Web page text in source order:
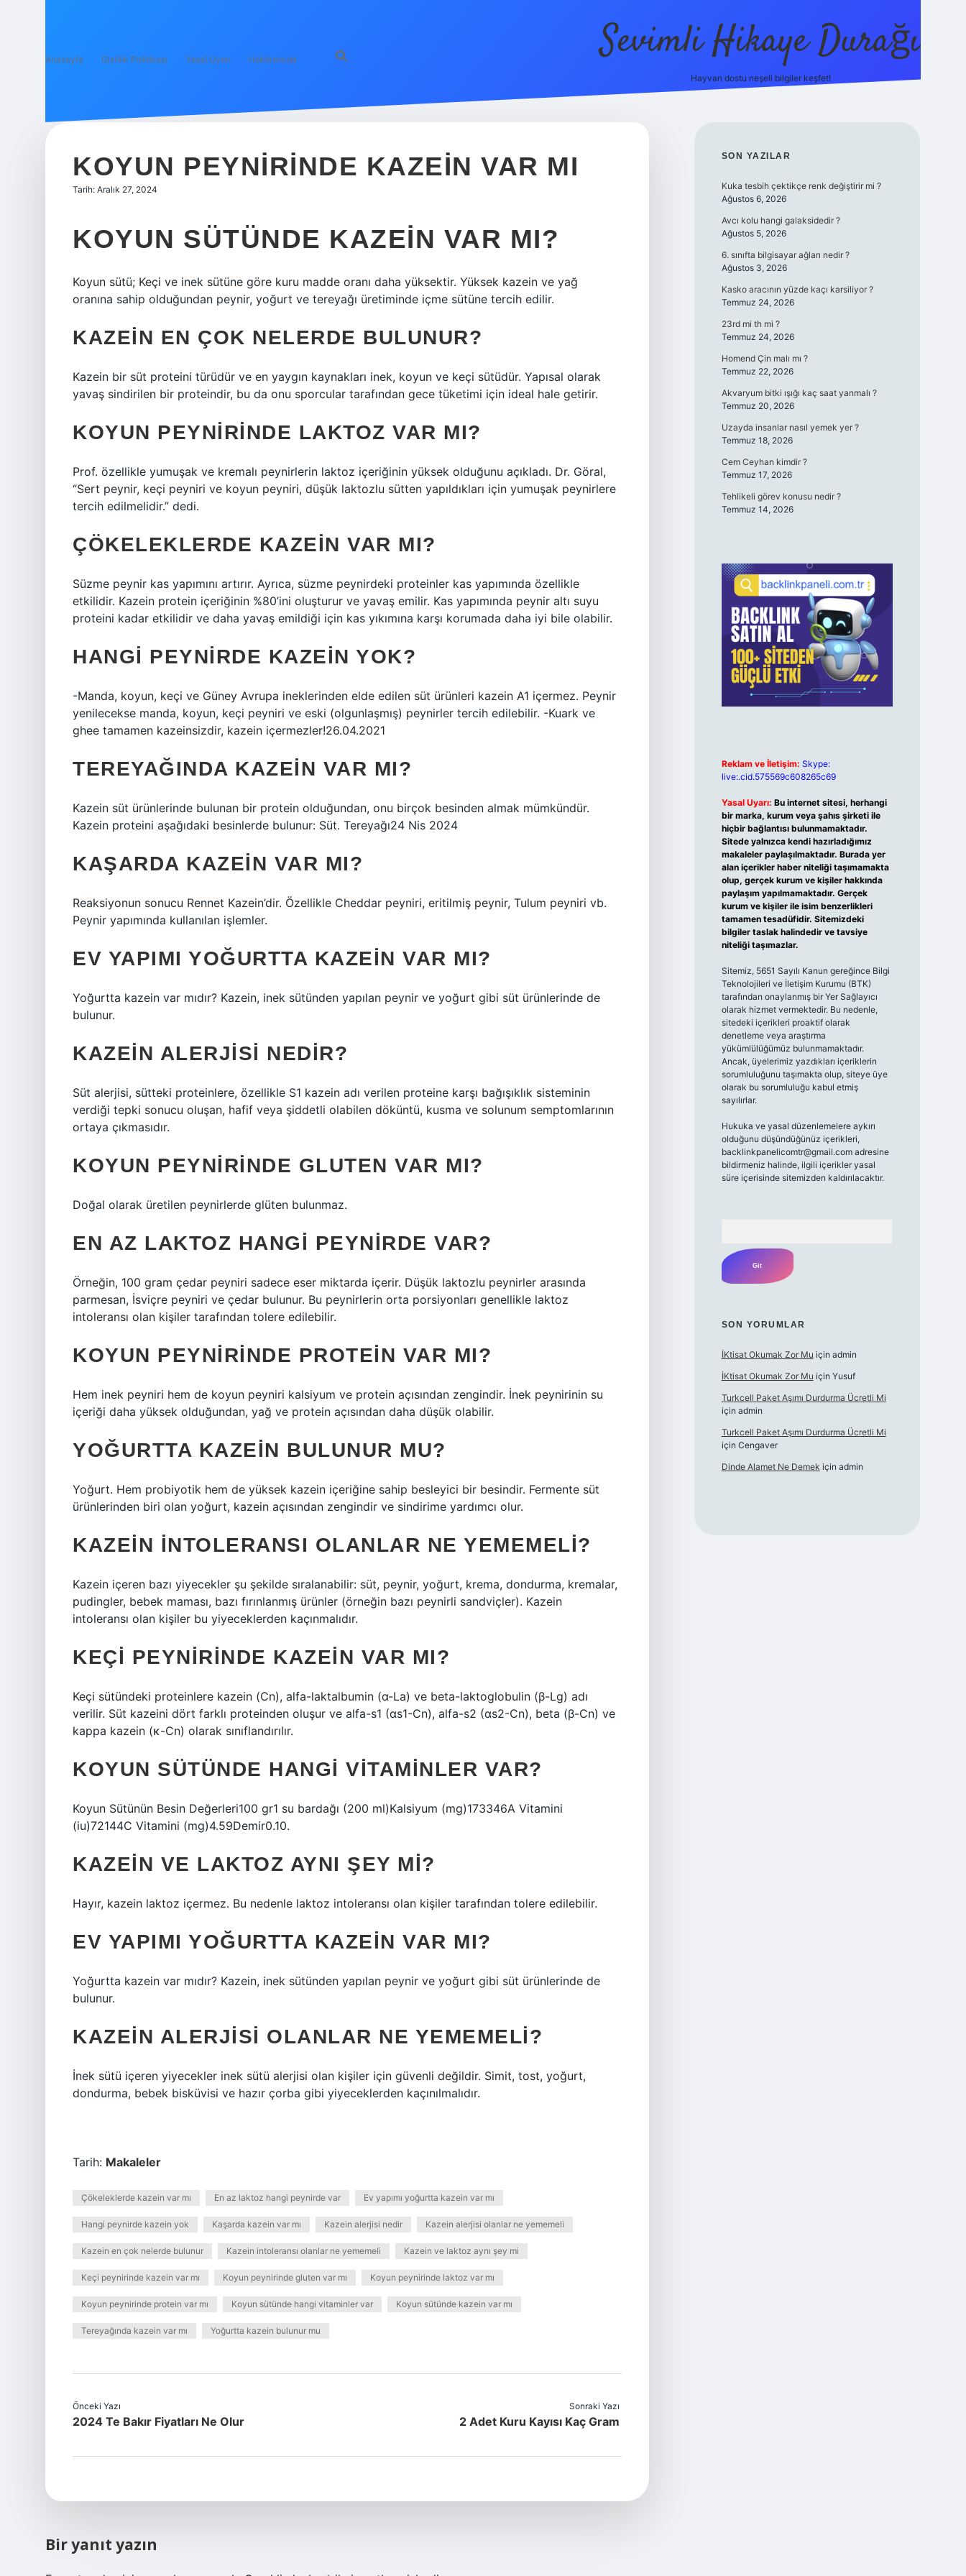
Anasayfa Gizlilik Politikası Yasal Uyarı Hakkımızda Sevimli Hikaye Durağı
Hayvan dostu neşeli bilgiler keşfet!
KOYUN PEYNIRINDE KAZEIN VAR MI
Tarih: Aralık 27, 2024
KOYUN SÜTÜNDE KAZEIN VAR MI?
Koyun sütü; Keçi ve inek sütüne göre kuru madde oranı daha yüksektir. Yüksek kazein ve yağ
oranına sahip olduğundan peynir, yoğurt ve tereyağı üretiminde içme sütüne tercih edilir.
KAZEIN EN ÇOK NELERDE BULUNUR?
Kazein bir süt proteini türüdür ve en yaygın kaynakları inek, koyun ve keçi sütüdür. Yapısal olarak
yavaş sindirilen bir proteindir, bu da onu sporcular tarafından gece tüketimi için ideal hale getirir.
KOYUN PEYNIRINDE LAKTOZ VAR MI?
Prof. özellikle yumuşak ve kremalı peynirlerin laktoz içeriğinin yüksek olduğunu açıkladı. Dr. Göral,
“Sert peynir, keçi peyniri ve koyun peyniri, düşük laktozlu sütten yapıldıkları için yumuşak peynirlere
tercih edilmelidir.” dedi.
ÇÖKELEKLERDE KAZEIN VAR MI?
Süzme peynir kas yapımını artırır. Ayrıca, süzme peynirdeki proteinler kas yapımında özellikle
etkilidir. Kazein protein içeriğinin %80’ini oluşturur ve yavaş emilir. Kas yapımında peynir altı suyu
proteini kadar etkilidir ve daha yavaş emildiği için kas yıkımına karşı korumada daha iyi bile olabilir.
HANGI PEYNIRDE KAZEIN YOK?
-Manda, koyun, keçi ve Güney Avrupa ineklerinden elde edilen süt ürünleri kazein A1 içermez. Peynir
yenilecekse manda, koyun, keçi peyniri ve eski (olgunlaşmış) peynirler tercih edilebilir. -Kuark ve
ghee tamamen kazeinsizdir, kazein içermezler!26.04.2021
TEREYAĞINDA KAZEIN VAR MI?
Kazein süt ürünlerinde bulunan bir protein olduğundan, onu birçok besinden almak mümkündür.
Kazein proteini aşağıdaki besinlerde bulunur: Süt. Tereyağı24 Nis 2024
KAŞARDA KAZEIN VAR MI?
Reaksiyonun sonucu Rennet Kazein’dir. Özellikle Cheddar peyniri, eritilmiş peynir, Tulum peyniri vb.
Peynir yapımında kullanılan işlemler.
EV YAPIMI YOĞURTTA KAZEIN VAR MI?
Yoğurtta kazein var mıdır? Kazein, inek sütünden yapılan peynir ve yoğurt gibi süt ürünlerinde de
bulunur.
KAZEIN ALERJISI NEDIR?
Süt alerjisi, sütteki proteinlere, özellikle S1 kazein adı verilen proteine ​​karşı bağışıklık sisteminin
verdiği tepki sonucu oluşan, hafif veya şiddetli olabilen döküntü, kusma ve solunum semptomlarının
ortaya çıkmasıdır.
KOYUN PEYNIRINDE GLUTEN VAR MI?
Doğal olarak üretilen peynirlerde glüten bulunmaz.
EN AZ LAKTOZ HANGI PEYNIRDE VAR?
Örneğin, 100 gram çedar peyniri sadece eser miktarda içerir. Düşük laktozlu peynirler arasında
parmesan, İsviçre peyniri ve çedar bulunur. Bu peynirlerin orta porsiyonları genellikle laktoz
intoleransı olan kişiler tarafından tolere edilebilir.
KOYUN PEYNIRINDE PROTEIN VAR MI?
Hem inek peyniri hem de koyun peyniri kalsiyum ve protein açısından zengindir. İnek peynirinin su
içeriği daha yüksek olduğundan, yağ ve protein açısından daha düşük olabilir.
YOĞURTTA KAZEIN BULUNUR MU?
Yoğurt. Hem probiyotik hem de yüksek kazein içeriğine sahip besleyici bir besindir. Fermente süt
ürünlerinden biri olan yoğurt, kazein açısından zengindir ve sindirime yardımcı olur.
KAZEIN INTOLERANSI OLANLAR NE YEMEMELI?
Kazein içeren bazı yiyecekler şu şekilde sıralanabilir: süt, peynir, yoğurt, krema, dondurma, kremalar,
pudingler, bebek maması, bazı fırınlanmış ürünler (örneğin bazı peynirli sandviçler). Kazein
intoleransı olan kişiler bu yiyeceklerden kaçınmalıdır.
KEÇI PEYNIRINDE KAZEIN VAR MI?
Keçi sütündeki proteinlere kazein (Cn), alfa-laktalbumin (α-La) ve beta-laktoglobulin (β-Lg) adı
verilir. Süt kazeini dört farklı proteinden oluşur ve alfa-s1 (αs1-Cn), alfa-s2 (αs2-Cn), beta (β-Cn) ve
kappa kazein (κ-Cn) olarak sınıflandırılır.
KOYUN SÜTÜNDE HANGI VITAMINLER VAR?
Koyun Sütünün Besin Değerleri100 gr1 su bardağı (200 ml)Kalsiyum (mg)173346A Vitamini
(iu)72144C Vitamini (mg)4.59Demir0.10.
KAZEIN VE LAKTOZ AYNI ŞEY MI?
Hayır, kazein laktoz içermez. Bu nedenle laktoz intoleransı olan kişiler tarafından tolere edilebilir.
EV YAPIMI YOĞURTTA KAZEIN VAR MI?
Yoğurtta kazein var mıdır? Kazein, inek sütünden yapılan peynir ve yoğurt gibi süt ürünlerinde de
bulunur.
KAZEIN ALERJISI OLANLAR NE YEMEMELI?
İnek sütü içeren yiyecekler inek sütü alerjisi olan kişiler için güvenli değildir. Simit, tost, yoğurt,
dondurma, bebek bisküvisi ve hazır çorba gibi yiyeceklerden kaçınılmalıdır.
Tarih: Makaleler
Çökeleklerde kazein var mı En az laktoz hangi peynirde var Ev yapımı yoğurtta kazein var mı
Hangi peynirde kazein yok Kaşarda kazein var mı Kazein alerjisi nedir Kazein alerjisi olanlar ne yememeli
Kazein en çok nelerde bulunur Kazein intoleransı olanlar ne yememeli Kazein ve laktoz aynı şey mi
Keçi peynirinde kazein var mı Koyun peynirinde gluten var mı Koyun peynirinde laktoz var mı
Koyun peynirinde protein var mı Koyun sütünde hangi vitaminler var Koyun sütünde kazein var mı
Tereyağında kazein var mı Yoğurtta kazein bulunur mu
Önceki Yazı
2024 Te Bakır Fiyatları Ne Olur
Sonraki Yazı
2 Adet Kuru Kayısı Kaç Gram
Bir yanıt yazın
SIDEBAR
SON YAZILAR
Kuka tesbih çektikçe renk değiştirir mi ?
Ağustos 6, 2026
Avcı kolu hangi galaksidedir ?
Ağustos 5, 2026
6. sınıfta bilgisayar ağları nedir ?
Ağustos 3, 2026
Kasko aracının yüzde kaçı karsiliyor ?
Temmuz 24, 2026
23rd mi th mi ?
Temmuz 24, 2026
Homend Çin malı mı ?
Temmuz 22, 2026
Akvaryum bitki ışığı kaç saat yanmalı ?
Temmuz 20, 2026
Uzayda insanlar nasıl yemek yer ?
Temmuz 18, 2026
Cem Ceyhan kimdir ?
Temmuz 17, 2026
Tehlikeli görev konusu nedir ?
Temmuz 14, 2026
Reklam ve İletişim: Skype:
live:.cid.575569c608265c69
Yasal Uyarı: Bu internet sitesi, herhangi
bir marka, kurum veya şahıs şirketi ile
hiçbir bağlantısı bulunmamaktadır.
Sitede yalnızca kendi hazırladığımız
makaleler paylaşılmaktadır. Burada yer
alan içerikler haber niteliği taşımamakta
olup, gerçek kurum ve kişiler hakkında
paylaşım yapılmamaktadır. Gerçek
kurum ve kişiler ile isim benzerlikleri
tamamen tesadüfidir. Sitemizdeki
bilgiler taslak halindedir ve tavsiye
niteliği taşımazlar.
Sitemiz, 5651 Sayılı Kanun gereğince Bilgi
Teknolojileri ve İletişim Kurumu (BTK)
tarafından onaylanmış bir Yer Sağlayıcı
olarak hizmet vermektedir. Bu nedenle,
sitedeki içerikleri proaktif olarak
denetleme veya araştırma
yükümlülüğümüz bulunmamaktadır.
Ancak, üyelerimiz yazdıkları içeriklerin
sorumluluğunu taşımakta olup, siteye üye
olarak bu sorumluluğu kabul etmiş
sayılırlar.
Hukuka ve yasal düzenlemelere aykırı
olduğunu düşündüğünüz içerikleri,
backlinkpanelicomtr@gmail.comadresine
bildirmeniz halinde, ilgili içerikler yasal
süre içerisinde sitemizden kaldırılacaktır.
SON YORUMLAR
İKtisat Okumak Zor Mu için admin
İKtisat Okumak Zor Mu için Yusuf
Turkcell Paket Aşımı Durdurma Ücretli Mi
için admin
Turkcell Paket Aşımı Durdurma Ücretli Mi
için Cengaver
Dinde Alamet Ne Demek için admin